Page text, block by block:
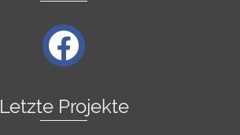
facebook
Letzte Projekte